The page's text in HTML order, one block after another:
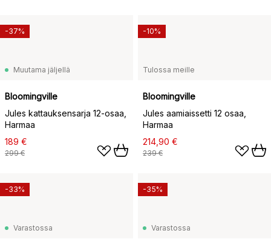
Muutama jäljellä
Bloomingville
Jules kattauksensarja 12-osaa,
Harmaa
189 €
299 €
-37%
Tulossa meille
Bloomingville
Jules aamiaissetti 12 osaa,
Harmaa
214,90 €
239 €
-10%
Varastossa
-33%
Varastossa
-35%